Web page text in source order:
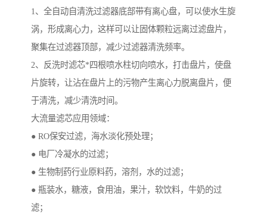
1、全自动自清洗过滤器底部带有离心盘，可以使水生旋
涡，形成离心力，这样可以让固体颗粒远离过滤盘片，
聚集在过滤器顶部，减少过滤器清洗频率。
2、反洗时滤芯*四根喷水柱切向喷水，打击盘片，使盘
片旋转，让沾在盘片上的污物产生离心力脱离盘片，便
于清洗，减少清洗时间。
大流量滤芯应用领域：
● RO保安过滤，海水淡化预处理；
● 电厂冷凝水的过滤；
● 生物制药行业原料药，溶剂，水的过滤；
● 瓶装水，糖液，食用油，果汁，软饮料，牛奶的过
滤；